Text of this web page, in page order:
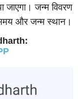
जन्‍म विवरण
और जन्‍म स्‍थान।